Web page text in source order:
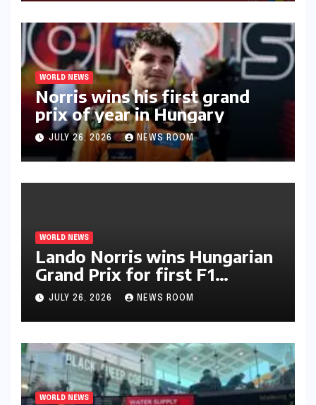
WORLD NEWS
Norris wins his first grand
prix of year in Hungary​​
JULY 26, 2026 NEWS ROOM
WORLD NEWS
Lando Norris wins Hungarian
Grand Prix for first F1
triumph in 2026​​
JULY 26, 2026 NEWS ROOM
WORLD NEWS